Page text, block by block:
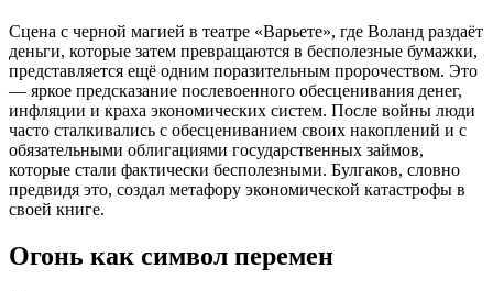
Сцена с черной магией в театре «Варьете», где Воланд раздаёт
деньги, которые затем превращаются в бесполезные бумажки,
представляется ещё одним поразительным пророчеством. Это
— яркое предсказание послевоенного обесценивания денег,
инфляции и краха экономических систем. После войны люди
часто сталкивались с обесцениванием своих накоплений и с
обязательными облигациями государственных займов,
которые стали фактически бесполезными. Булгаков, словно
предвидя это, создал метафору экономической катастрофы в
своей книге.
Огонь как символ перемен